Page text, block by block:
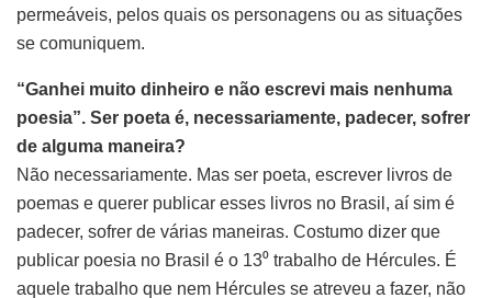
permeáveis, pelos quais os personagens ou as situações
se comuniquem.
“Ganhei muito dinheiro e não escrevi mais nenhuma
poesia”. Ser poeta é, necessariamente, padecer, sofrer
de alguma maneira?
Não necessariamente. Mas ser poeta, escrever livros de
poemas e querer publicar esses livros no Brasil, aí sim é
padecer, sofrer de várias maneiras. Costumo dizer que
publicar poesia no Brasil é o 13⁰ trabalho de Hércules. É
aquele trabalho que nem Hércules se atreveu a fazer, não